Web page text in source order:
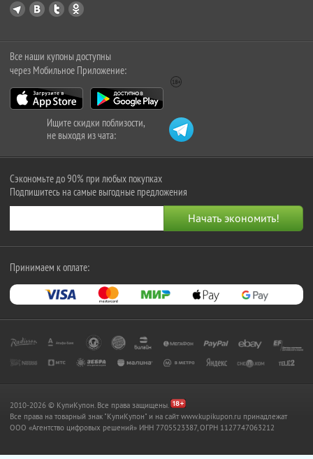
Все наши купоны доступны
через Мобильное Приложение:
Ищите скидки поблизости,
не выходя из чата:
Сэкономьте до 90% при любых покупках
Подпишитесь на самые выгодные предложения
Принимаем к оплате:
2010-2026 © КупиКупон. Все права защищены.
Все права на товарный знак "КупиКупон" и на сайт www.kupikupon.ru принадлежат
OOO «Агентство цифровых решений» ИНН 7705523387, ОГРН 1127747063212